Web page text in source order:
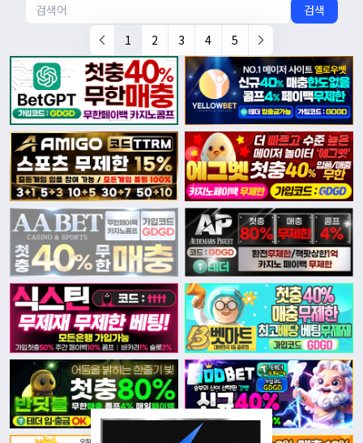
검색
1
2 3 4 5